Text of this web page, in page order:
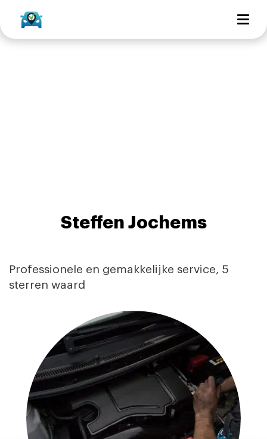
Steffen Jochems
Professionele en gemakkelijke service, 5
sterren waard